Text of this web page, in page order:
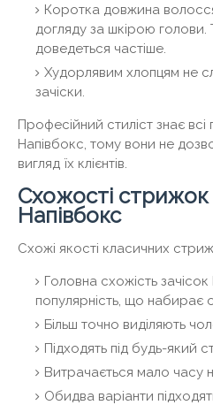
Коротка довжина
догляду за шкірою
доведеться частіше.
Худорлявим хлопцям не
зачіски.
Професійний стиліст знає всі
Напівбокс, тому вони не
вигляд їх клієнтів.
Схожості стрижок
Напівбокс
Схожі якості класичних
Головна схожість
популярність, що набирає
Більш точно виділяють
Підходять під будь-який
Витрачається мало часу
Обидва варіанти